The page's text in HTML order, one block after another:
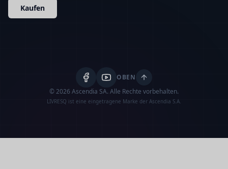
Kaufen
OBEN
© 2026 Ascendia SA. Alle Rechte vorbehalten.
LIVRESQ ist eine eingetragene Marke der Ascendia S.A.